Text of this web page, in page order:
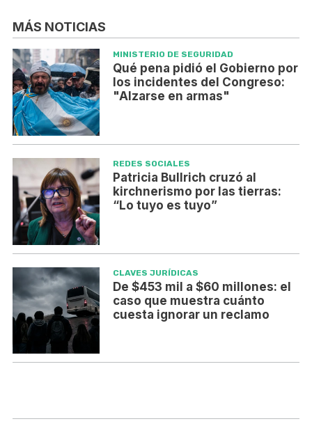
MÁS NOTICIAS
MINISTERIO DE SEGURIDAD
Qué pena pidió el Gobierno por
los incidentes del Congreso:
"Alzarse en armas"
REDES SOCIALES
Patricia Bullrich cruzó al
kirchnerismo por las tierras:
“Lo tuyo es tuyo”
CLAVES JURÍDICAS
De $453 mil a $60 millones: el
caso que muestra cuánto
cuesta ignorar un reclamo